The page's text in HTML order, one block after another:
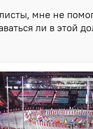
мне не
ли в этой